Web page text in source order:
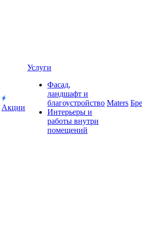
Акции
Услуги
Фасад,
ландшафт и
благоустройство
Интерьеры и
работы внутри
помещений
Maters